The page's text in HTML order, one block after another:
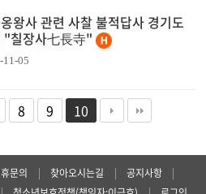
왕사 관련 사찰 불적답사 경기도
"칠장사七長寺"
11-05
8 9 10
문의 | 찾아오시는길 | 공지사항
|